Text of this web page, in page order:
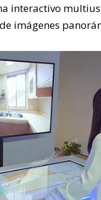
interactivo
imágenes